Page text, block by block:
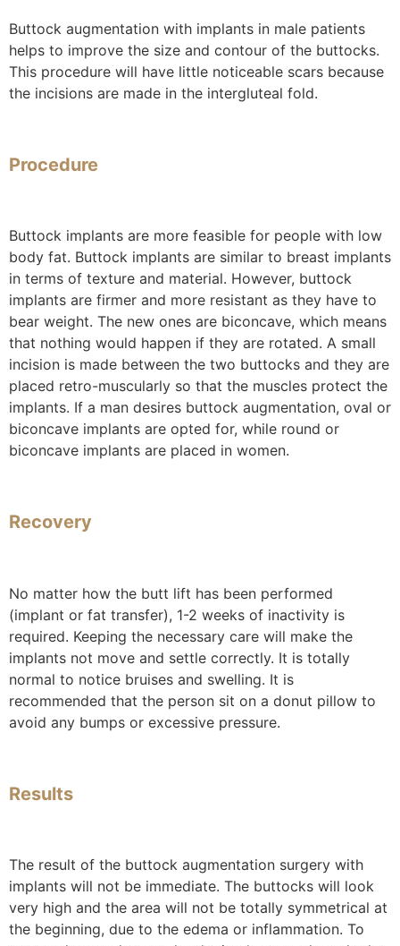
Buttock augmentation with implants in male patients
helps to improve the size and contour of the buttocks.
This procedure will have little noticeable scars because
the incisions are made in the intergluteal fold.
Procedure
Buttock implants are more feasible for people with low
body fat. Buttock implants are similar to breast implants
in terms of texture and material. However, buttock
implants are firmer and more resistant as they have to
bear weight. The new ones are biconcave, which means
that nothing would happen if they are rotated. A small
incision is made between the two buttocks and they are
placed retro-muscularly so that the muscles protect the
implants. If a man desires buttock augmentation, oval or
biconcave implants are opted for, while round or
biconcave implants are placed in women.
Recovery
No matter how the butt lift has been performed
(implant or fat transfer), 1-2 weeks of inactivity is
required. Keeping the necessary care will make the
implants not move and settle correctly. It is totally
normal to notice bruises and swelling. It is
recommended that the person sit on a donut pillow to
avoid any bumps or excessive pressure.
Results
The result of the buttock augmentation surgery with
implants will not be immediate. The buttocks will look
very high and the area will not be totally symmetrical at
the beginning, due to the edema or inflammation. To